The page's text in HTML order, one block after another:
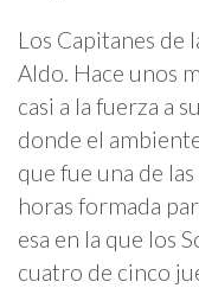
Los Capitanes de
Aldo. Hace unos
casi a la fuerza a
donde el
que fue una de
horas formada
esa en la que los
cuatro de cinco